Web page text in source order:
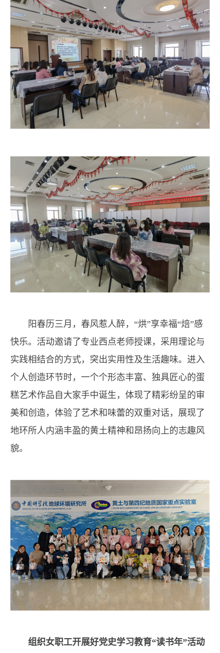
阳春历三月，春风惹人醉，“烘”享幸福“焙”感
快乐。活动邀请了专业西点老师授课，采用理论与
实践相结合的方式，突出实用性及生活趣味。进入
个人创造环节时，一个个形态丰富、独具匠心的蛋
糕艺术作品自大家手中诞生，体现了精彩纷呈的审
美和创造，体验了艺术和味蕾的双重对话，展现了
地环所人内涵丰盈的黄土精神和昂扬向上的志趣风
貌。
组织女职工开展好党史学习教育“读书年”活动